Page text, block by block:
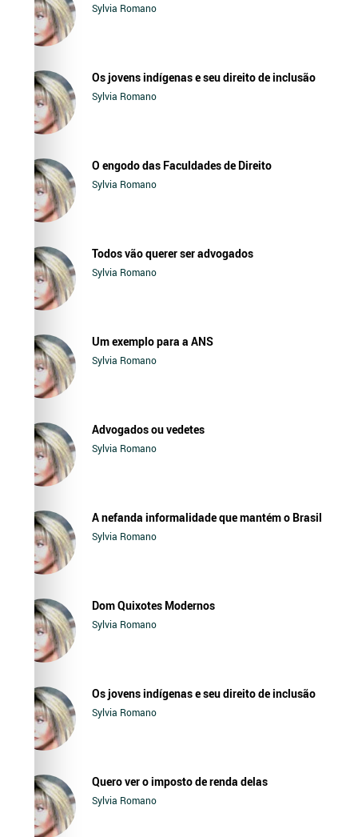
Sylvia Romano
Os jovens indígenas e seu direito de inclusão
Sylvia Romano
O engodo das Faculdades de Direito
Sylvia Romano
Todos vão querer ser advogados
Sylvia Romano
Um exemplo para a ANS
Sylvia Romano
Advogados ou vedetes
Sylvia Romano
A nefanda informalidade que mantém o Brasil
Sylvia Romano
Dom Quixotes Modernos
Sylvia Romano
Os jovens indígenas e seu direito de inclusão
Sylvia Romano
Quero ver o imposto de renda delas
Sylvia Romano